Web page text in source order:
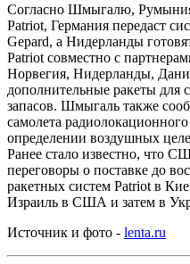
Согласно Шмыгалю, Румыния
Patriot, Германия передаст
Gepard, а Нидерланды
Patriot совместно с
Норвегия, Нидерланды,
дополнительные ракеты для
запасов. Шмыгаль также
самолета
определении воздушных
Ранее стало известно, что
переговоры о поставке до
ракетных систем Patriot в
Израиль в США и затем в
Источник и фото - lenta.ru